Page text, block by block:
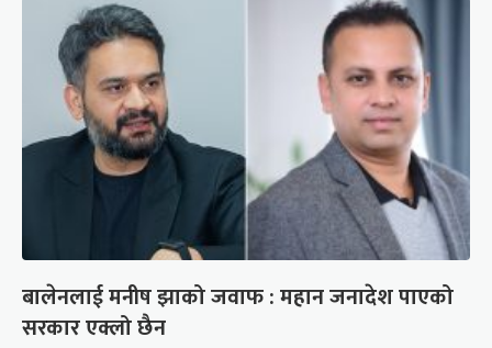
बालेनलाई मनीष झाको जवाफ : महान जनादेश पाएको
सरकार एक्लो छैन